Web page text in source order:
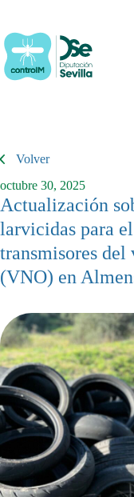
contenido
Volver
octubre 30, 2025
Actualización
larvicidas para
transmisores
(VNO) en